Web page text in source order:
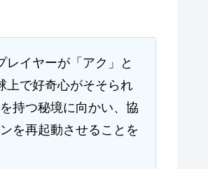
レイヤーが「アク」と
上で好奇心がそそられ
持つ秘境に向かい、協
を再起動させることを